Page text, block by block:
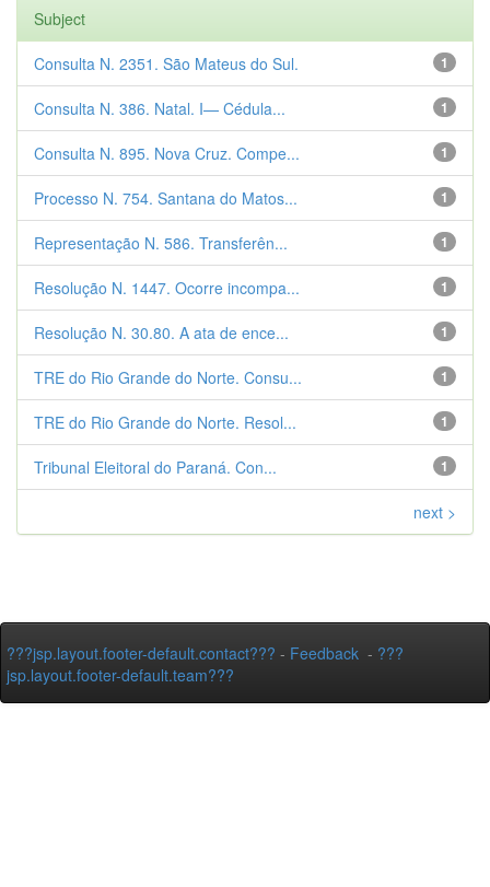
Subject
1
Consulta N. 2351. São Mateus do Sul.
1
Consulta N. 386. Natal. I— Cédula...
1
Consulta N. 895. Nova Cruz. Compe...
1
Processo N. 754. Santana do Matos...
1
Representação N. 586. Transferên...
1
Resolução N. 1447. Ocorre incompa...
1
Resolução N. 30.80. A ata de ence...
1
TRE do Rio Grande do Norte. Consu...
1
TRE do Rio Grande do Norte. Resol...
1
Tribunal Eleitoral do Paraná. Con...
next >
???jsp.layout.footer-default.contact??? - Feedback - ???
jsp.layout.footer-default.team???